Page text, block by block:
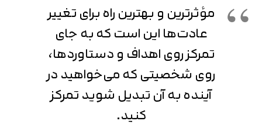
مؤثرترین و بهترین راه برای تغییر
عادت‌ها این است که به جای
تمرکز روی اهداف و دستاوردها،
روی شخصیتی که می‌خواهید در
آینده به آن تبدیل شوید تمرکز
کنید.